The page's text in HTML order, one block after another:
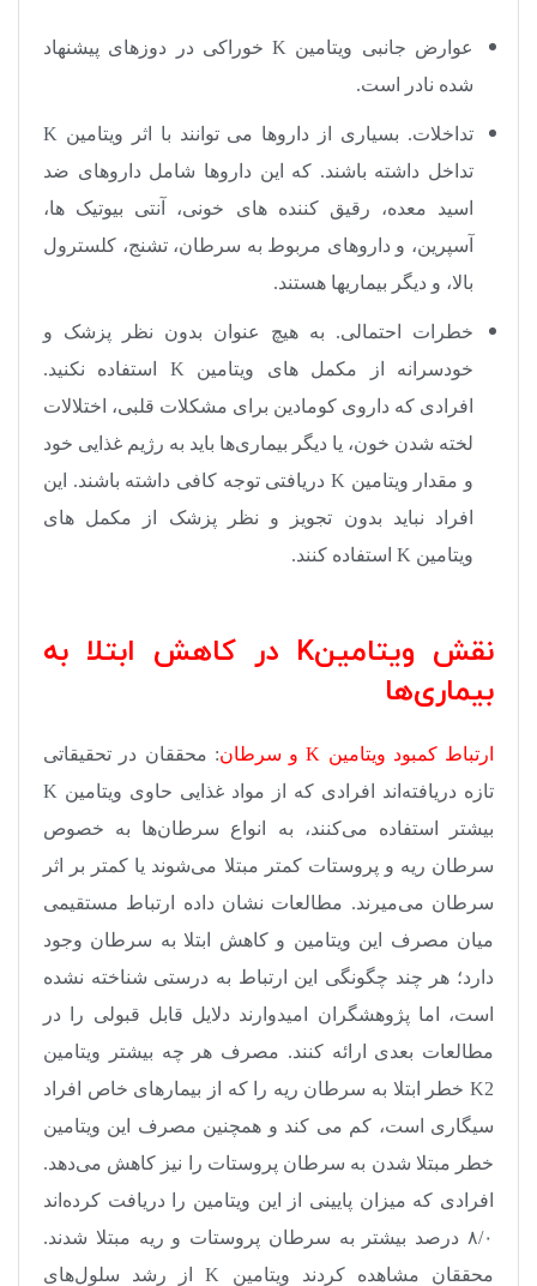
عوارض جانبی ویتامین Kخوراکی در دوزهای پیشنهاد
شده نادر است.
تداخلات. بسیاری از داروها می توانند با اثر ویتامین K
تداخل داشته باشند. که این داروها شامل داروهای ضد
اسید معده، رقیق کننده های خونی، آنتی بیوتیک ها،
آسپرین، و داروهای مربوط به سرطان، تشنج، کلسترول
بالا، و دیگر بیماریها هستند.
خطرات احتمالی. به هیچ عنوان بدون نظر پزشک و
خودسرانه از مکمل های ویتامین K استفاده نکنید.
افرادی که داروی کومادین برای مشکلات قلبی، اختلالات
لخته شدن خون، یا دیگر بیماری‌ها باید به رژیم غذایی خود
و مقدار ویتامین K دریافتی توجه کافی داشته باشند. این
افراد نباید بدون تجویز و نظر پزشک از مکمل های
ویتامین K استفاده کنند.
نقش ویتامینK در کاهش ابتلا به
بیماری‌ها
ارتباط کمبود ویتامین K و سرطان : محققان در تحقیقاتی
تازه دریافته‌‌اند افرادی که از مواد غذایی حاوی ویتامین K
بیشتر استفاده می‌‌کنند، به انواع سرطان‌ها به خصوص
سرطان ریه و پروستات کمتر مبتلا می‌شوند یا کمتر بر اثر
سرطان می‌میرند. مطالعات نشان داده ارتباط مستقیمی‌
میان مصرف این ویتامین و کاهش ابتلا به سرطان وجود
دارد؛‌ هر چند چگونگی این ارتباط به درستی شناخته نشده
است، اما پژوهشگران امیدوارند دلایل قابل قبولی را در
مطالعات بعدی ارائه کنند. مصرف هر چه بیشتر ویتامین
K2 خطر ابتلا به سرطان ریه را که از بیمارهای خاص افراد
سیگاری است، کم می ‌کند و همچنین مصرف این ویتامین
خطر مبتلا شدن به سرطان پروستات را نیز کاهش می‌‌دهد.
افرادی که میزان پایینی از این ویتامین را دریافت کرده‌‌اند
۸‌/‌۰ درصد بیشتر به سرطان پروستات و ریه مبتلا شدند.
محققان مشاهده کردند ویتامین K از رشد سلول‌‌های